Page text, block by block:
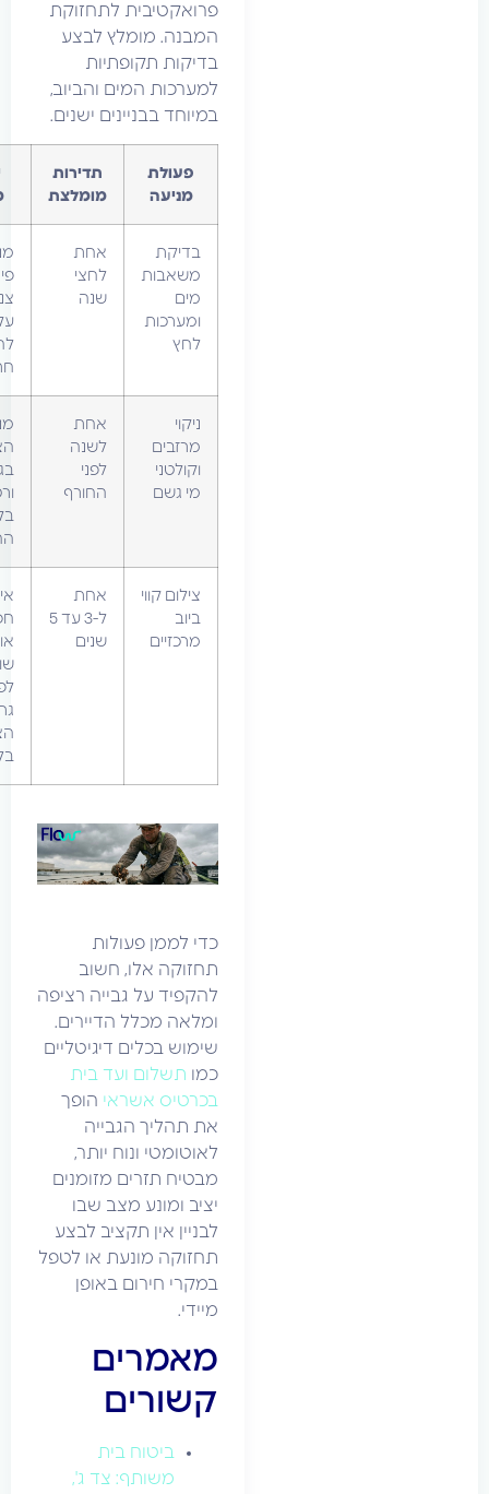
פרואקטיבית לתחזוקת
המבנה. מומלץ לבצע
בדיקות תקופתיות
למערכות המים והביוב,
במיוחד בבניינים ישנים.
תדירות
מומלצת
יתרון
מרכזי
אחת
לחצי
מניעת
פיצוצי
לשנה
לפני
החורף
מניעת
הצפות
ורטיבות
אחת
שנים
איתור
חסימות
או
כדי לממן פעולות
תחזוקה אלו, חשוב
להקפיד על גבייה רציפה
ומלאה מכלל הדיירים.
שימוש בכלים דיגיטליים
תשלום ועד בית
בכרטיס אשראיהופך
את תהליך הגבייה
לאוטומטי ונוח יותר,
מבטיח תזרים מזומנים
יציב ומונע מצב שבו
לבניין אין תקציב לבצע
תחזוקה מונעת או לטפל
במקרי חירום באופן
מאמרים
קשורים
ביטוח בית
משותף: צד ג',